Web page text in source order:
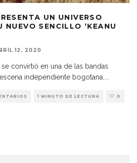
UN UNIVERSO
SENCILLO ‘KEANU
12, 2020
convirtió en una de las bandas
independiente bogotana.
1 MINUTO DE LECTURA 0